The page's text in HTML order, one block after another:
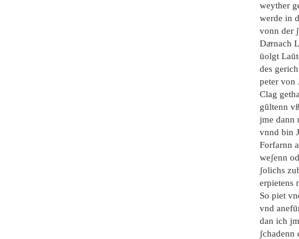
weyther
werde in
vonn der
Daͦrnach
ūolgt
des
peter von
Clag
gūltenn
jme dann
vnnd bin
Forfarnn
weʃenn
ʃolichs
erpietens
So piet
vnd
dan ich